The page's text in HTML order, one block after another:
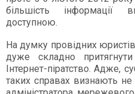
більшість інформації
доступною.
На думку провідних
дуже складно
Інтернет­-піратство. Адже,
таких справах визнають не